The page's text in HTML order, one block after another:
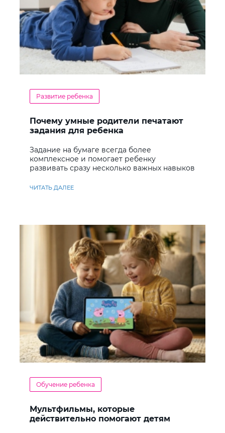
Развитие ребенка
Почему умные родители печатают
задания для ребенка
Задание на бумаге всегда более
комплексное и помогает ребенку
развивать сразу несколько важных навыков
ЧИТАТЬ ДАЛЕЕ
Обучение ребенка
Мультфильмы, которые
действительно помогают детям